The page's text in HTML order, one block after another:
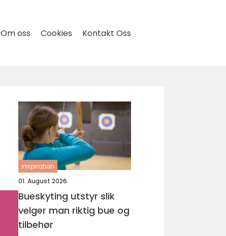
Om oss Cookies Kontakt Oss
inspiration
01. August 2026
Bueskyting utstyr slik
velger man riktig bue og
tilbehør